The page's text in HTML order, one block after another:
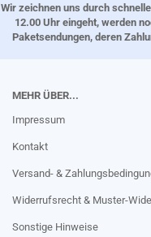
Wir zeichnen uns durch
12.00 Uhr eingeht, werden
Paketsendungen, deren
MEHR ÜBER...
Impressum
Kontakt
Versand- &
Widerrufsrecht & Muster-
Sonstige Hinweise